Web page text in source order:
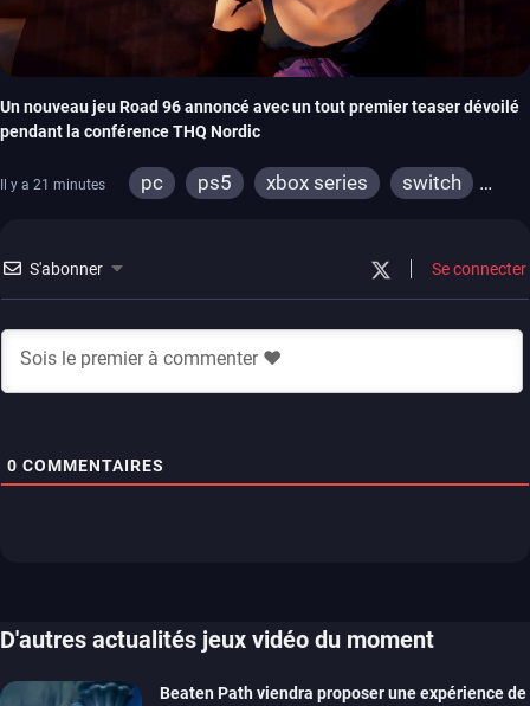
Un nouveau jeu Road 96 annoncé avec un tout premier teaser dévoilé
pendant la conférence THQ Nordic
Il y a 21 minutes pc ps5 xbox series
switch
S'abonner Se connecter
0 COMMENTAIRES
D'autres actualités jeux vidéo du moment
Beaten Path viendra proposer une expérience de